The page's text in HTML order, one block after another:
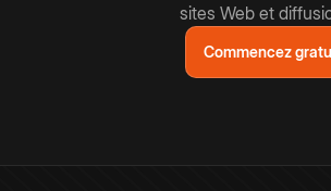
sites Web et
Commencez